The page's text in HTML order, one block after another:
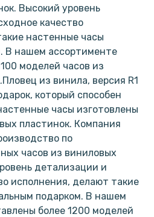
Высокий уровень
качество
настенные часы
В нашем ассортименте
моделей часов из
из винила, версия R1
который способен
часы изготовлены
пластинок. Компания
по
часов из виниловых
детализации и
исполнения, делают такие
подарком. В нашем
более 1200 моделей